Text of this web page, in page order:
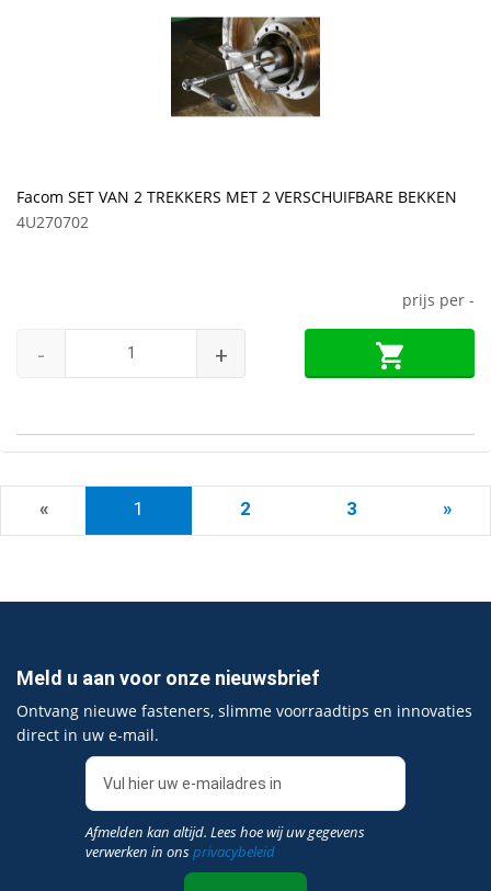
Facom SET VAN 2 TREKKERS MET 2 VERSCHUIFBARE BEKKEN
4U270702
prijs per -
- +
« 1 2 3 »
Meld u aan voor onze nieuwsbrief
Ontvang nieuwe fasteners, slimme voorraadtips en innovaties
direct in uw e‑mail.
Afmelden kan altijd. Lees hoe wij uw gegevens
verwerken in onsprivacybeleid